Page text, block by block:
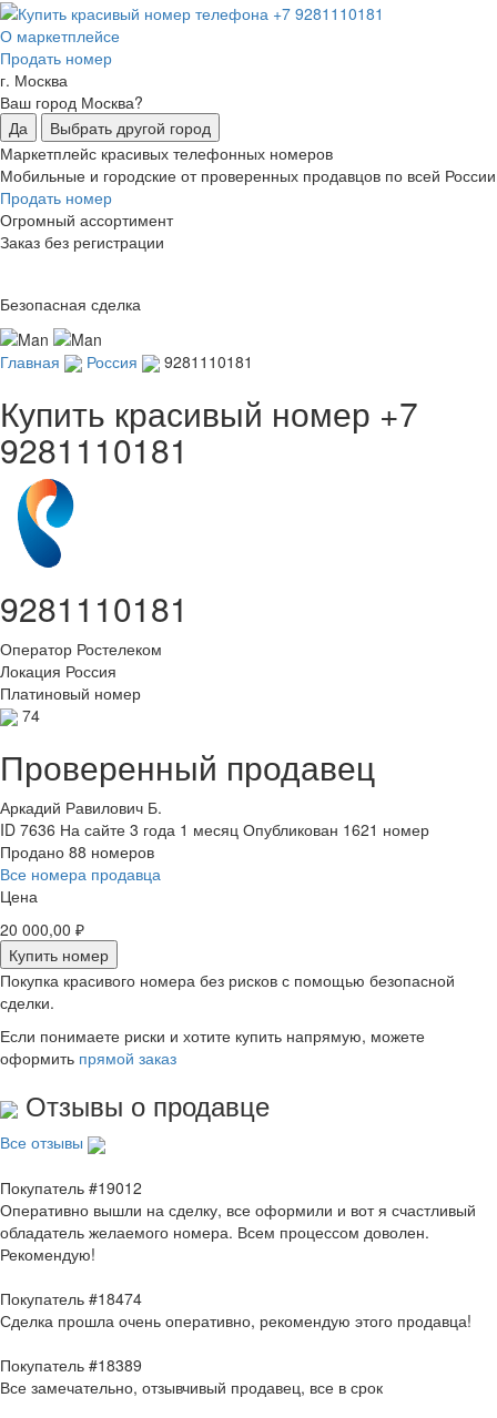
О маркетплейсе
Продать номер
г. Москва
Ваш город Москва?
Да
Выбрать другой город
Маркетплейс красивых телефонных номеров
Мобильные и городские от проверенных продавцов по всей России
Продать номер
Огромный ассортимент
Заказ без регистрации
Безопасная сделка
Главная Россия 9281110181
Купить красивый номер +7
9281110181
9281110181
Оператор Ростелеком
Локация Россия
Платиновый номер
74
Проверенный продавец
Аркадий Равилович Б.
ID 7636 На сайте 3 года 1 месяц Опубликован 1621 номер
Продано 88 номеров
Все номера продавца
Цена
20 000,00 ₽
Купить номер
Покупка красивого номера без рисков с помощью безопасной
сделки.
Если понимаете риски и хотите купить напрямую, можете
оформить прямой заказ
Отзывы о продавце
Все отзывы
Покупатель #19012
Оперативно вышли на сделку, все оформили и вот я счастливый
обладатель желаемого номера. Всем процессом доволен.
Рекомендую!
Покупатель #18474
Сделка прошла очень оперативно, рекомендую этого продавца!
Покупатель #18389
Все замечательно, отзывчивый продавец, все в срок